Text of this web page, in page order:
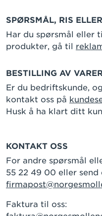
SPØRSMÅL, RIS
Har du spørsmål eller
produkter, gå til
BESTILLING AV VARER
Er du bedriftskunde,
kontakt oss på
Husk å ha klart ditt
KONTAKT OSS
For andre spørsmål
55 22 49 00 eller send
Faktura til oss: